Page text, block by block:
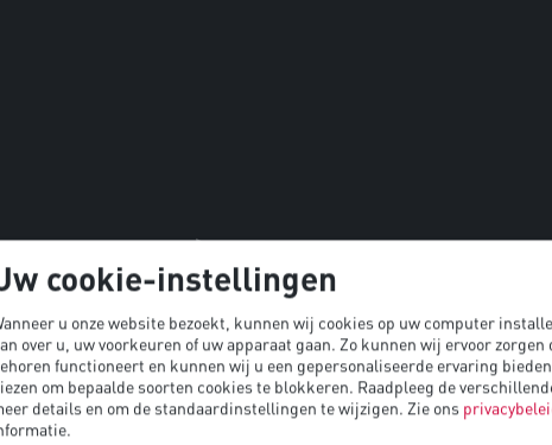
cookie-instellingen
u onze website bezoekt, kunnen wij cookies op uw computer
over u, uw voorkeuren of uw apparaat gaan. Zo kunnen wij ervoor
functioneert en kunnen wij u een gepersonaliseerde ervaring
om bepaalde soorten cookies te blokkeren. Raadpleeg de
details en om de standaardinstellingen te wijzigen. Zie ons